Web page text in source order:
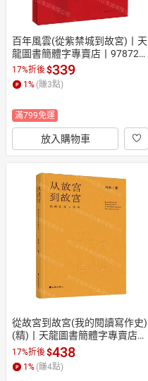
百年風雲(從紫禁城到故宮)丨天
龍圖書簡體字專賣店丨978721
5138995 (tl2604)
17%折後$339
1 % (賺3點)
滿799免運
放入購物車
從故宮到故宮(我的閱讀寫作史)
(精)丨天龍圖書簡體字專賣店丨
9787545172386 (tl2602)
17%折後$438
1% (賺4點)